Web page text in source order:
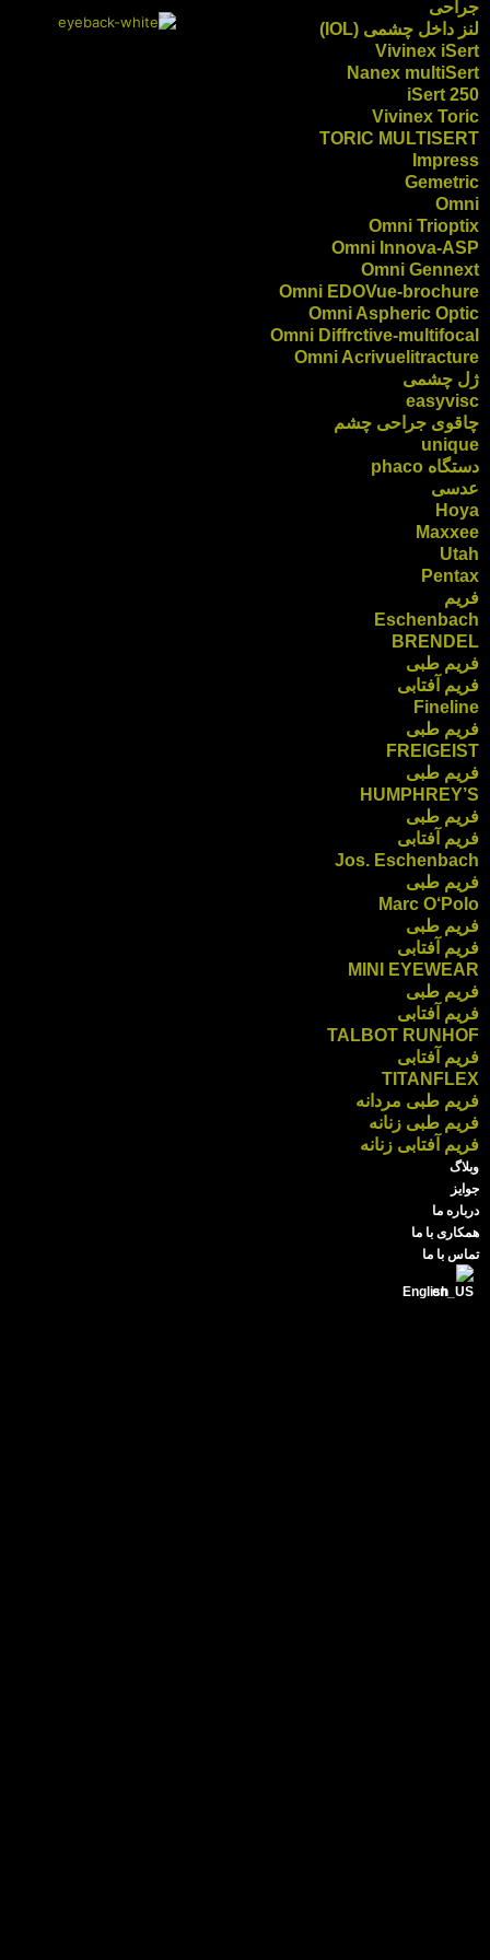
جراحی
لنز داخل چشمی (IOL)
Vivinex iSert
Nanex multiSert
iSert 250
Vivinex Toric
TORIC MULTISERT
Impress
Gemetric
Omni
Omni Trioptix
Omni Innova-ASP
Omni Gennext
Omni EDOVue-brochure
Omni Aspheric Optic
Omni Diffrctive-multifocal
Omni Acrivuelitracture
ژل چشمی
easyvisc
چاقوی جراحی چشم
unique
دستگاه phaco
عدسی
Hoya
Maxxee
Utah
Pentax
فریم
Eschenbach
BRENDEL
فریم طبی
فریم آفتابی
Fineline
فریم طبی
FREIGEIST
فریم طبی
HUMPHREY’S
فریم طبی
فریم آفتابی
Jos. Eschenbach
فریم طبی
Marc O‘Polo
فریم طبی
فریم آفتابی
MINI EYEWEAR
فریم طبی
فریم آفتابی
TALBOT RUNHOF
فریم آفتابی
TITANFLEX
فریم طبی مردانه
فریم طبی زنانه
فریم آفتابی زنانه
وبلاگ
جوایز
درباره ما
همکاری با ما
تماس با ما
English